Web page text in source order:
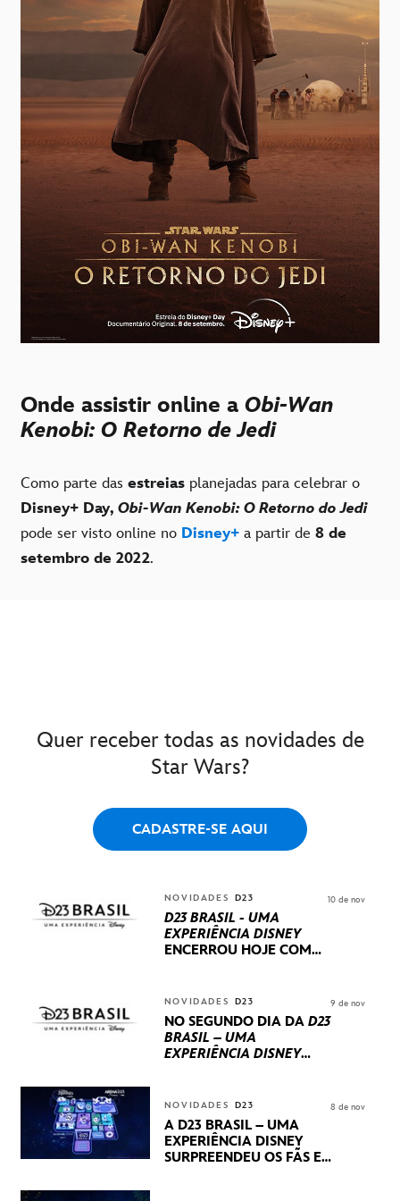
Onde assistir online a Obi-Wan
Kenobi: O Retorno de Jedi
Como parte das estreias planejadas para celebrar o
Disney+ Day, Obi-Wan Kenobi: O Retorno do Jedi
pode ser visto online no Disney+ a partir de 8 de
setembro de 2022.
Quer receber todas as novidades de
Star Wars?
CADASTRE-SE AQUI
NOVIDADES D23
D23 BRASIL - UMA
EXPERIÊNCIA DISNEY
ENCERROU HOJE COM
INTERNACIONAIS E
PRODUÇÕES BRASILEIRAS
10 de nov
NOVIDADES D23
NO SEGUNDO DIA DA D23
BRASIL – UMA
EXPERIÊNCIA DISNEY
STUDIOS REVELARAM
PRÉVIAS E NOVIDADES
DOS SEUS PRÓXIMOS
LANÇAMENTOS
9 de nov
NOVIDADES D23
A D23 BRASIL – UMA
EXPERIÊNCIA DISNEY
SURPREENDEU OS FÃS EM
8 de nov